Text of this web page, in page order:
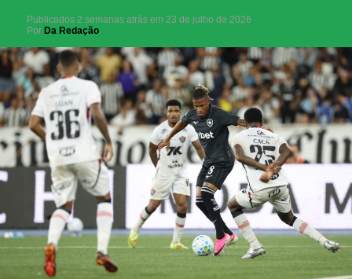
Publicados 2 semanas atrás em 23 de julho de 2026
Por Da Redação